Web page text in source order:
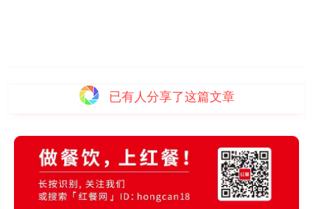
已有 人分享了这篇文章